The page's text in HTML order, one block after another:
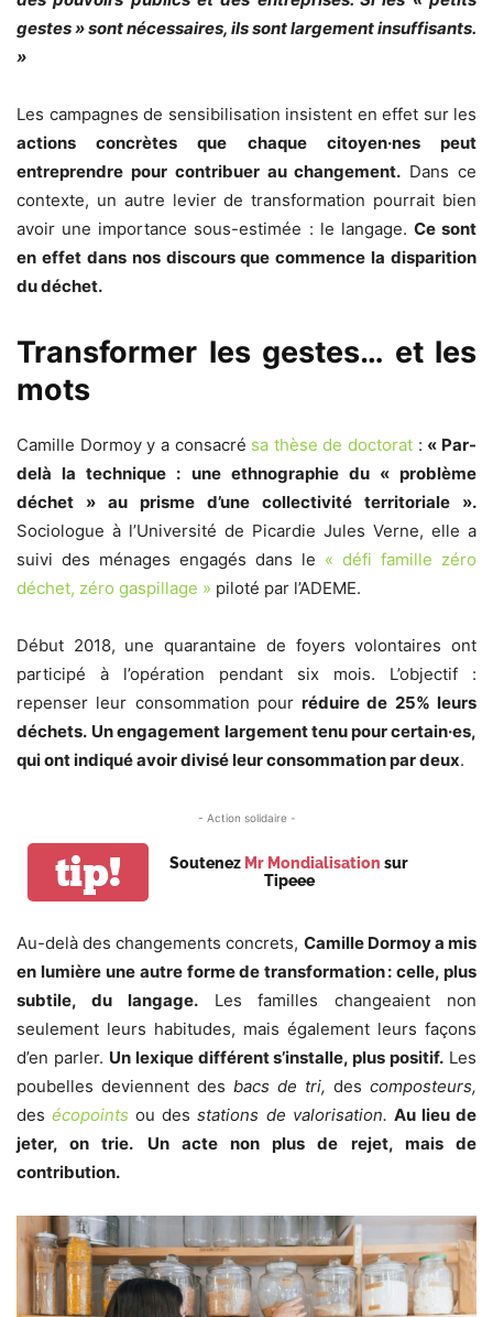
gestes » sont nécessaires, ils sont largement insuffisants.
»
Les campagnes de sensibilisation insistent en effet sur les
actions concrètes que chaque citoyen·nes peut
entreprendre pour contribuer au changement. Dans ce
contexte, un autre levier de transformation pourrait bien
avoir une importance sous-estimée : le langage. Ce sont
en effet dans nos discours que commence la disparition
du déchet.
Transformer les gestes… et les
mots
Camille Dormoy y a consacré sa thèse de doctorat : « Par-
delà la technique : une ethnographie du « problème
déchet » au prisme d’une collectivité territoriale ».
Sociologue à l’Université de Picardie Jules Verne, elle a
suivi des ménages engagés dans le « défi famille zéro
déchet, zéro gaspillage » piloté par l’ADEME.
Début 2018, une quarantaine de foyers volontaires ont
participé à l’opération pendant six mois. L’objectif :
repenser leur consommation pourréduire de 25% leurs
déchets. Un engagement largement tenu pour certain·es,
qui ont indiqué avoir divisé leur consommation par deux.
- Action solidaire -
tip! Soutenez Mr Mondialisation sur
Tipeee
Au-delà des changements concrets, Camille Dormoy a mis
en lumière une autre forme de transformation : celle, plus
subtile, du langage.Les familles changeaient non
seulement leurs habitudes, mais également leurs façons
d’en parler. Un lexique différent s’installe, plus positif. Les
poubelles deviennent des bacs de tri, des composteurs,
desécopoints ou desstations de valorisation. Au lieu de
jeter, on trie.
Un acte non plus de rejet, mais de
contribution.